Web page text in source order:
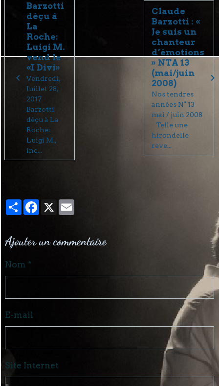
Barzotti
déçu à
La
Roche:
Luigi M.
vend le
«I Divi»
Vendredi,
Juillet 28,
2017
Barzotti
déçu à La
Roche:
Luigi M.,
inc...
Claude
Barzotti : «
Je suis un
chanteur
d’émotions
» NTA 13
(mai/juin
2008)
Nos tendres
années N° 13
mai / juin 2008
Telle une
hirondelle
reve...
PartagerFacebook
X
Ajouter un commentaire
Nom
E-mail
Site Internet